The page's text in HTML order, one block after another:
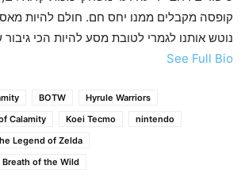
קופסה מקבלים ממנו יחס חם. חולם להיות
נוטש אותנו לגמרי לטובת מסע להיות הכי
See Full Bio
BOTW
Hyrule Warriors
Calamity
Koei Tecmo
nintendo
Legend of Zelda
of the Wild